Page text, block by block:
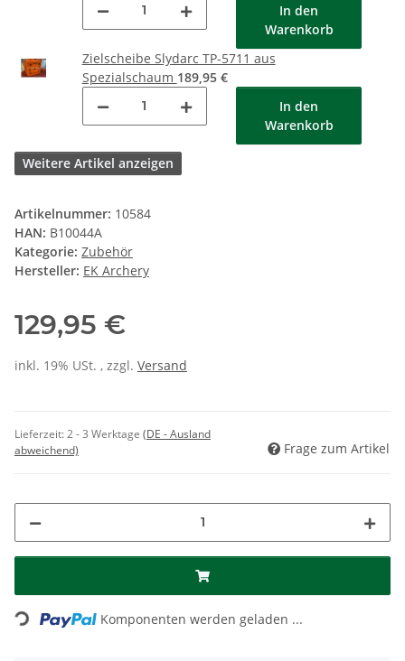
In den
Warenkorb
Zielscheibe Slydarc TP-5711 aus
Spezialschaum 189,95 €
In den
Warenkorb
Weitere Artikel anzeigen
Artikelnummer: 10584
HAN: B10044A
Kategorie: Zubehör
Hersteller: EK Archery
129,95 €
inkl. 19% USt. , zzgl. Versand
Lieferzeit:2 - 3 Werktage (DE - Ausland
abweichend)
Frage zum Artikel
Loading... Komponenten werden geladen ...